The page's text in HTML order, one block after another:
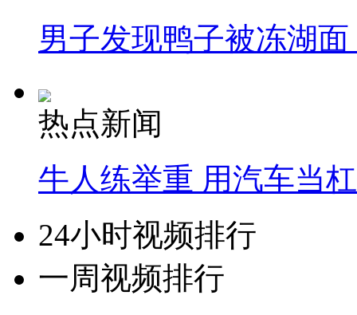
男子发现鸭子被冻湖
热点新闻
牛人练举重 用汽车当
24小时视频排行
一周视频排行